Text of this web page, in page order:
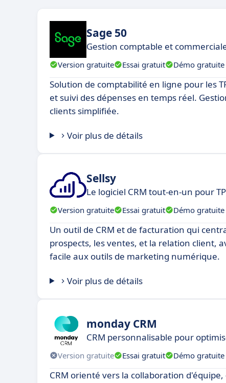
Sage 50
Gestion comptable et
Version gratuite Essai gratuit Démo gratuite
Solution de comptabilité en ligne pour les
et suivi des dépenses en temps réel.
clients simplifiée.
Voir plus de détails
Sellsy
Le logiciel CRM tout-en-un pour
Version gratuite Essai gratuit Démo gratuite
Un outil de CRM et de facturation qui
prospects, les ventes, et la relation client,
facile aux outils de marketing numérique.
Voir plus de détails
monday CRM
CRM personnalisable pour
Version gratuite Essai gratuit Démo gratuite
CRM orienté vers la collaboration